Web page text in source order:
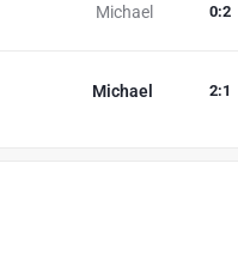
Michael 0:2
Michael 2:1